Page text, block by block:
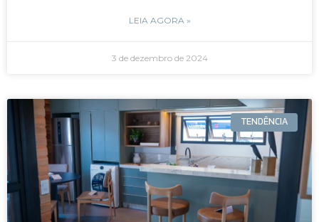
LEIA AGORA »
3 de dezembro de 2024
TENDÊNCIA